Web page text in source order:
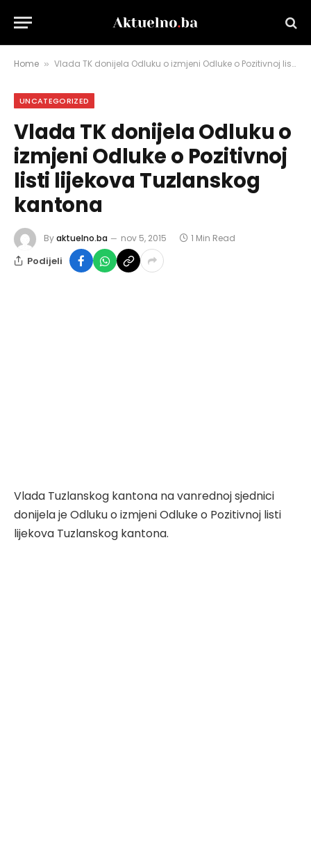
Home » Vlada TK donijela Odluku o izmjeni Odluke o Pozitivnoj listi lijekova Tuzlanskog kantona
UNCATEGORIZED
Vlada TK donijela Odluku o
izmjeni Odluke o Pozitivnoj
listi lijekova Tuzlanskog
kantona
Byaktuelno.ba nov 5, 2015 1 Min Read
Podijeli
Vlada Tuzlanskog kantona na vanrednoj sjednici
donijela je Odluku o izmjeni Odluke o Pozitivnoj listi
lijekova Tuzlanskog kantona.